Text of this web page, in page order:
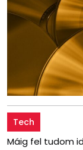
Tech
Máig fel tudom